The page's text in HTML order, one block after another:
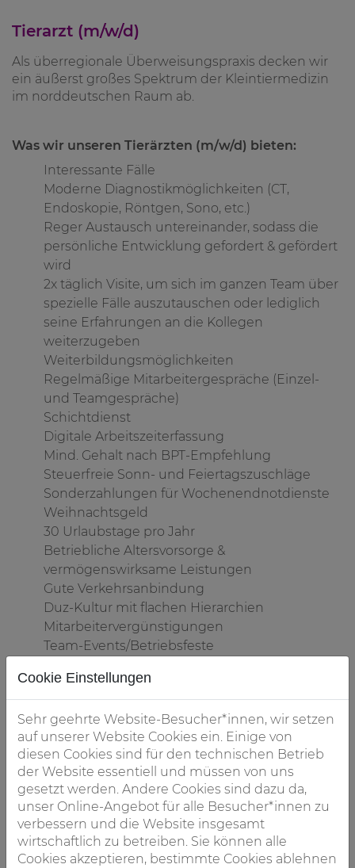
Tierarzt (m/w/d)
Als überregionale Überweisungspraxis decken wir
ein äußerst großes Spektrum der Kleintiermedizin
im norddeutschen Raum ab.
Was wir unseren Tierärzten (m/w/d) bieten:
Interessante Fälle
Moderne Diagnostikmöglichkeiten (CT,
Endoskopie, Röntgen, Sono, etc.)
Reger Austausch untereinander, sodass die
persönliche Entwicklung gefordert & gefördert
wird
2x täglich Visite, um sich im ganzen Team über
spezielle Fälle auszutauschen oder lediglich
seine Erfahrungen an die Kollegen
weiterzugeben
Weiterbildungsmöglichkeiten
Regelmäßige Mitarbeitergespräche (Einzel-
und Teamgespräche)
Schichtdienst
Digitale Arbeitszeiterfassung
Mind. Gehalt nach BPT-Empfehlung
Steuerfreie Sonn- und Feiertagszuschläge
Sonderzahlungen für Wochenendnotdienste
Weihnachtsgeld
30 Urlaubstage pro Jahr
Betriebliche Altersvorsorge &
vermögenswirksame Leistungen
Gute Verkehrsanbindung
Duz-Kultur mit flachen Hierarchien
Mitarbeitervergünstigungen
Team-Events/Betriebsfeste
Kollegenzusammenhalt und dem ein oder anderen
Witz, bewältigen wir auch stressige Arbeitstage mit
einem Lächeln im Gesicht. Sollten doch mal
Tiefpunkte während der Arbeitszeit auftauchen,
stehen stets gutgefüllte Keksdosen bereit. Danach
lässt es sich ganz anders arbeiten (laut Kollegium).
Unser i-Tüpfelchen:
Cookie Einstellungen
Sehr geehrte Website-Besucher*innen, wir setzen
auf unserer Website Cookies ein. Einige von
diesen Cookies sind für den technischen Betrieb
der Website essentiell und müssen von uns
gesetzt werden. Andere Cookies sind dazu da,
unser Online-Angebot für alle Besucher*innen zu
verbessern und die Website insgesamt
wirtschaftlich zu betreiben. Sie können alle
Cookies akzeptieren, bestimmte Cookies ablehnen